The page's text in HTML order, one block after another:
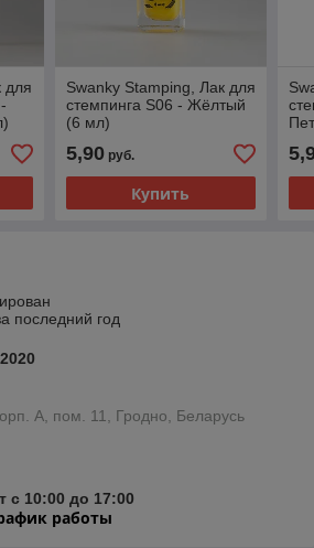
для
Swanky Stamping, Лак для
стемпинга S06 - Жёлтый
(6 мл)
5,90руб.
Купить
последний год
А, пом. 11, Гродно, Беларусь
с 10:00 до 17:00
работы